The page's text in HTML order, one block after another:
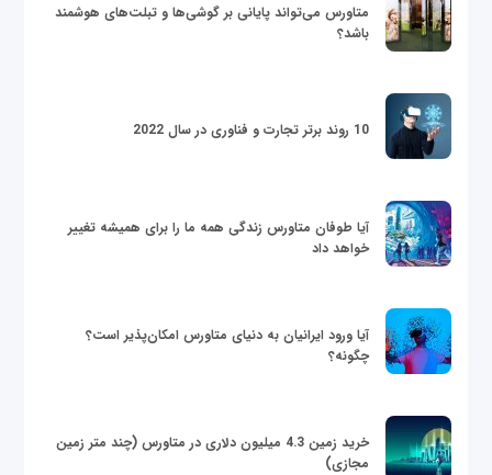
متاورس می‌تواند پایانی بر گوشی‌ها و تبلت‌های هوشمند
باشد؟
10 روند برتر تجارت و فناوری در سال 2022
آیا طوفان متاورس زندگی همه ما را برای همیشه تغییر
خواهد داد
آیا ورود ایرانیان به دنیای متاورس امکان‌پذیر است؟
چگونه؟
خرید زمین 4.3 میلیون دلاری در متاورس (چند متر زمین
مجازی)